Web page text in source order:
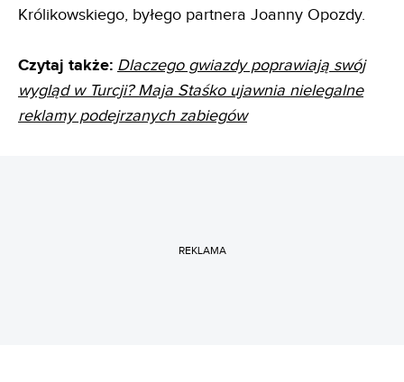
Królikowskiego, byłego partnera Joanny Opozdy.
Czytaj także: Dlaczego gwiazdy poprawiają swój
wygląd w Turcji? Maja Staśko ujawnia nielegalne
reklamy podejrzanych zabiegów
REKLAMA